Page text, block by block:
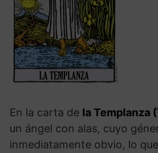
En la carta de la Templanza
un ángel con alas, cuyo
inmediatamente obvio, lo